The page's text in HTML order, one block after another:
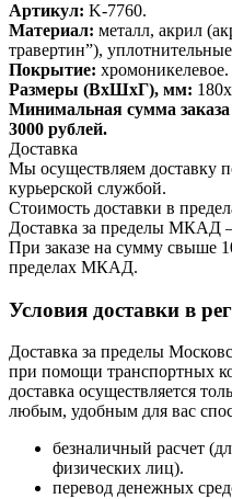
Артикул: K-7760.
Материал: металл, акрил
травертин”),
Покрытие: хромоникелевое.
Размеры (ВхШхГ), мм:
Минимальная сумма
3000 рублей.
Доставка
Мы осуществляем доставку
курьерской службой.
Стоимость доставки в
Доставка за пределы МКАД
При заказе на сумму свыше
пределах МКАД.
Условия доставки в
Доставка за пределы
при помощи транспортных
доставка осуществляется
любым, удобным для вас
безналичный расчет
физических лиц).
перевод денежных